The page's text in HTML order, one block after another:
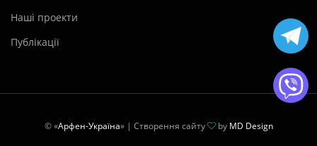
Наші проекти
Публікації
© «Арфен-Україна» | Створення сайту by MD Design